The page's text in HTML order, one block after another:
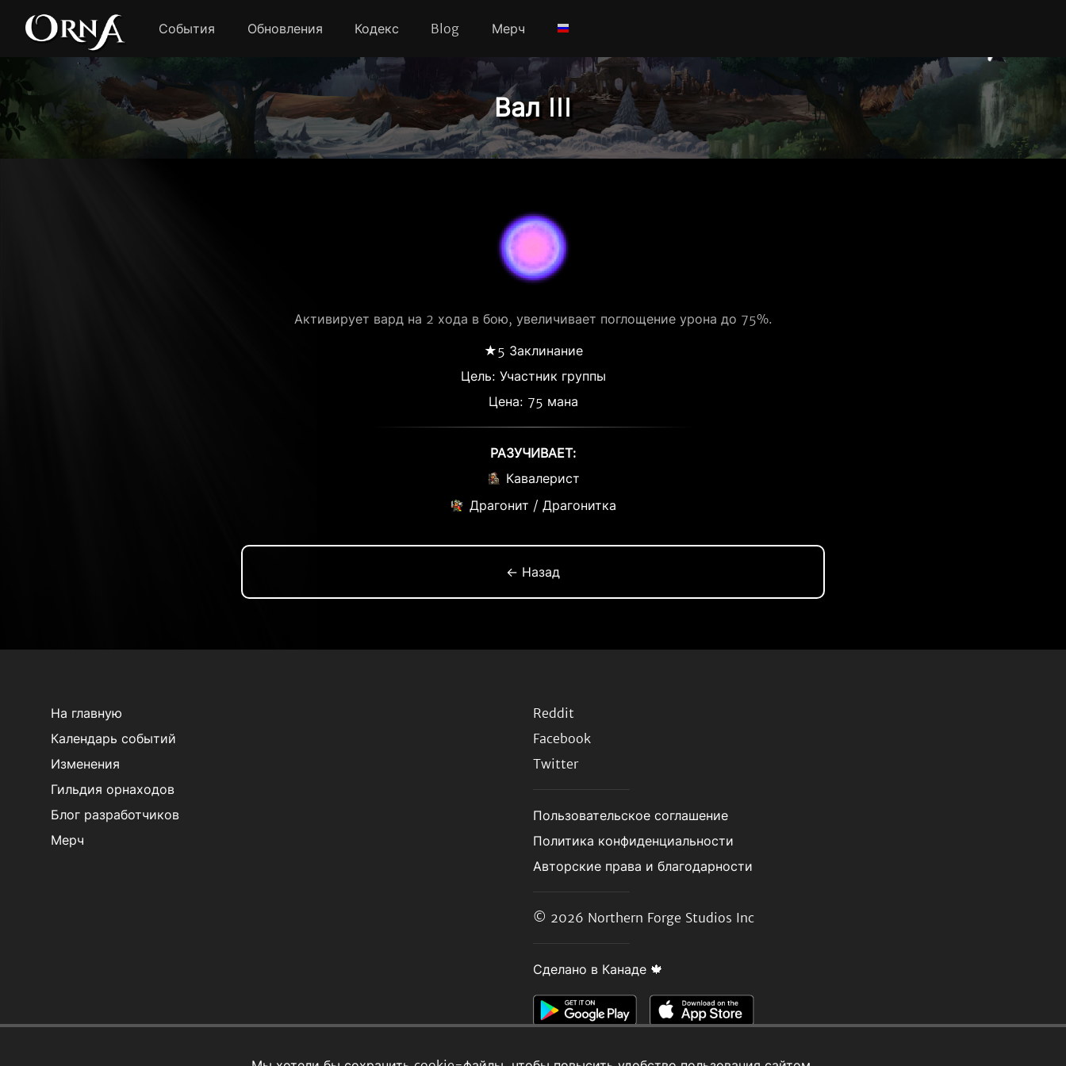
События Обновления Кодекс Blog Мерч
Вал III
Активирует вард на 2 хода в бою, увеличивает поглощение урона до 75%.
★5 Заклинание
Цель: Участник группы
Цена: 75 мана
РАЗУЧИВАЕТ:
Кавалерист
Драгонит / Драгонитка
← Назад
На главную
Календарь событий
Изменения
Гильдия орнаходов
Блог разработчиков
Мерч
Reddit
Facebook
Twitter
Пользовательское соглашение
Политика конфиденциальности
Авторские права и благодарности
© 2026 Northern Forge Studios Inc
Сделано в Канаде 🍁